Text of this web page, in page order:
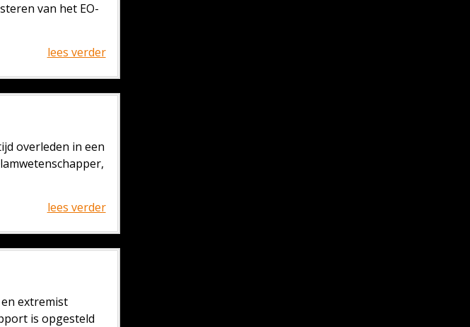
van het EO-
lees verder
overleden in een
lees verder
extremist
is opgesteld